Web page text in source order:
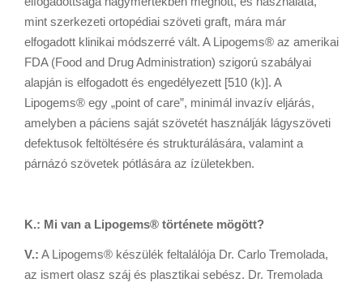
mint szerkezeti ortopédiai szöveti graft, mára már
elfogadott klinikai módszerré vált. A Lipogems® az amerikai
FDA (Food and Drug Administration) szigorú szabályai
alapján is elfogadott és engedélyezett [510 (k)]. A
Lipogems® egy „point of care”, minimál invazív eljárás,
amelyben a páciens saját szövetét használják lágyszöveti
defektusok feltöltésére és strukturálására, valamint a
párnázó szövetek pótlására az ízületekben.
K.: Mi van a Lipogems® története mögött?
V.: A Lipogems® készülék feltalálója Dr. Carlo Tremolada,
az ismert olasz száj­ és plasztikai sebész. Dr. Tremolada